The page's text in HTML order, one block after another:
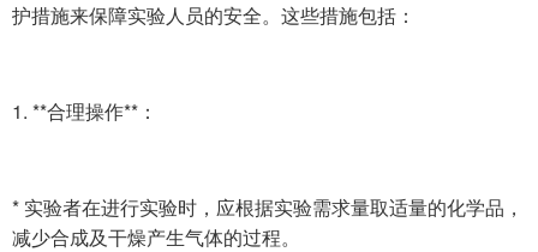
护措施来保障实验人员的安全。这些措施包括：
1. **合理操作**：
* 实验者在进行实验时，应根据实验需求量取适量的化学品，
减少合成及干燥产生气体的过程。